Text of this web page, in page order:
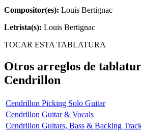
Compositor(es): Louis Bertignac
Letrista(s): Louis Bertignac
TOCAR ESTA TABLATURA
Otros arreglos de
Cendrillon
Cendrillon Picking Solo Guitar
Cendrillon Guitar & Vocals
Cendrillon Guitars, Bass & Backing